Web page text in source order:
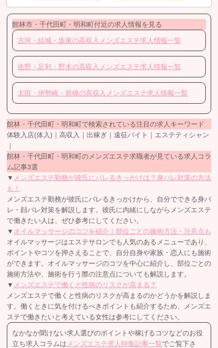
館林市・千代田町・明和町付近の求人情報を見る
古河・結城・坂東の高収入メンズエステ求人情報一覧
佐野・足利・野木の高収入メンズエステ求人情報一覧
太田・伊勢崎・前橋の高収入メンズエステ求人情報一覧
館林・千代田町・明和町で検索されている注目の求人キーワード
体験入店(体入)｜高収入｜出稼ぎ｜遠征バイト｜エステティシャン
館林・千代田町・明和町のメンズエステ求職者が見ている求人コラ
ム記事3選
▼ メンズエステ勤務が彼氏にバレるきっかけは？身バレ対策の方法
も！
メンズエステ勤務が彼氏にバレるきっかけから、自分でできる身バ
レ・顔バレ対策を解説します。彼氏に内緒にしながらメンズエステ
で働きたい人は、ぜひ参考にしてください。
▼ オイルマッサージのコツを紹介｜部位ごとの施術方法・注意点も
オイルマッサージはエステサロンでも人気のあるメニューであり、
ポイントやコツを押さえることで、自分自身や家族・恋人にも施術
ができます。オイルマッサージのコツを中心に紹介し、部位ごとの
施術方法や、施術を行う際の注意点についても解説します。
▼ メンズエステで働くと性病のリスクが高まる？
メンズエステで働くと性病のリスクが高まるのかどうかを解説しま
す。働くときに気を付けるべきポイントも紹介するため、メンズエ
ステで働きたいと考えている女性は参考にしてください。
なかなか聞けない求人選びのポイントや稼げるコツなどのお役
立ち求人コラムは メンズエステ求人特集記事一覧でご覧下さ